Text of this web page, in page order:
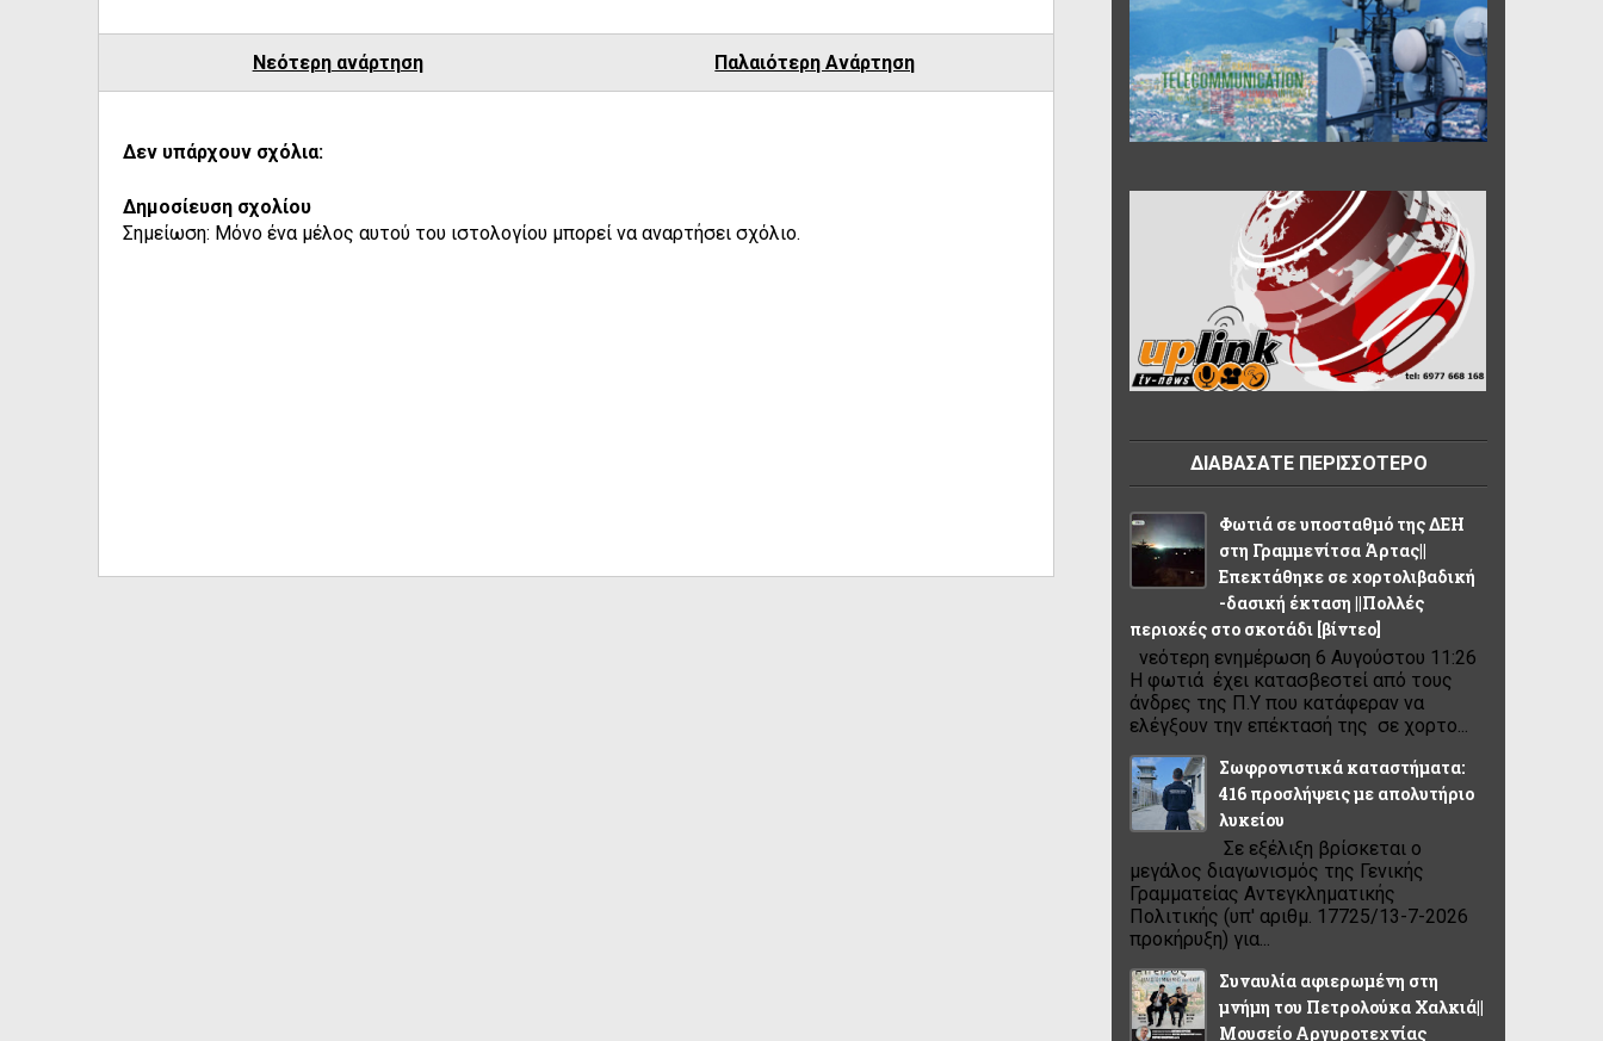
Νεότερη ανάρτηση Παλαιότερη Ανάρτηση
Δεν υπάρχουν σχόλια:
Δημοσίευση σχολίου
Σημείωση: Μόνο ένα μέλος αυτού του ιστολογίου μπορεί να αναρτήσει σχόλιο.
ΔΙΑΒΑΣΑΤΕ ΠΕΡΙΣΣΟΤΕΡΟ
Φωτιά σε υποσταθμό της ΔΕΗ
στη Γραμμενίτσα Άρτας||
Επεκτάθηκε σε χορτολιβαδική
-δασική έκταση ||Πολλές
περιοχές στο σκοτάδι [βίντεο]
νεότερη ενημέρωση 6 Αυγούστου 11:26
Η φωτιά έχει κατασβεστεί από τους
άνδρες της Π.Υ που κατάφεραν να
ελέγξουν την επέκτασή της σε χορτο...
Σωφρονιστικά καταστήματα:
416 προσλήψεις με απολυτήριο
λυκείου
Σε εξέλιξη βρίσκεται ο
μεγάλος διαγωνισμός της Γενικής
Γραμματείας Αντεγκληματικής
Πολιτικής (υπ' αριθμ. 17725/13-7-2026
προκήρυξη) για...
Συναυλία αφιερωμένη στη
μνήμη του Πετρολούκα Χαλκιά||
Μουσείο Αργυροτεχνίας